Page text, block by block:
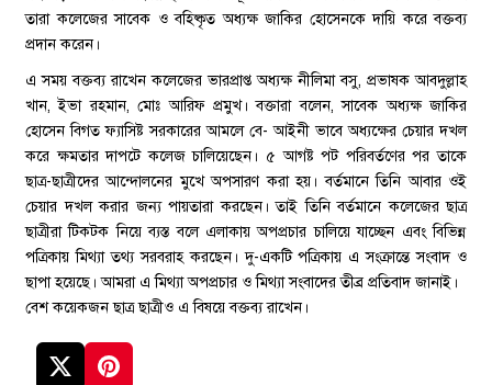
তারা কলেজের সাবেক ও বহিষ্কৃত অধ্যক্ষ জাকির হোসেনকে দায়ি করে বক্তব্য
প্রদান করেন।
এ সময় বক্তব্য রাখেন কলেজের ভারপ্রাপ্ত অধ্যক্ষ নীলিমা বসু, প্রভাষক আবদুল্লাহ
খান, ইভা রহমান, মোঃ আরিফ প্রমুখ। বক্তারা বলেন, সাবেক অধ্যক্ষ জাকির
হোসেন বিগত ফ্যাসিষ্ট সরকারের আমলে বে- আইনী ভাবে অধ্যক্ষের চেয়ার দখল
করে ক্ষমতার দাপটে কলেজ চালিয়েছেন। ৫ আগষ্ট পট পরিবর্তণের পর তাকে
ছাত্র-ছাত্রীদের আন্দোলনের মুখে অপসারণ করা হয়। বর্তমানে তিনি আবার ওই
চেয়ার দখল করার জন্য পায়তারা করছেন। তাই তিনি বর্তমানে কলেজের ছাত্র
ছাত্রীরা টিকটক নিয়ে ব্যস্ত বলে এলাকায় অপপ্রচার চালিয়ে যাচ্ছেন এবং বিভিন্ন
পত্রিকায় মিথ্যা তথ্য সরবরাহ করছেন। দু-একটি পত্রিকায় এ সংক্রান্তে সংবাদ ও
ছাপা হয়েছে। আমরা এ মিথ্যা অপপ্রচার ও মিথ্যা সংবাদের তীব্র প্রতিবাদ জানাই।
বেশ কয়েকজন ছাত্র ছাত্রীও এ বিষয়ে বক্তব্য রাখেন।